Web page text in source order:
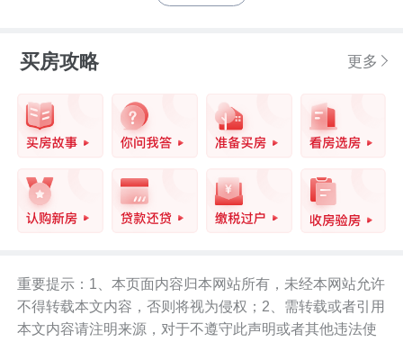
宝安区福永人民医院等。，配套景观有，
总长约6。4km，沿河景观面积约63万㎡，
按照全球一流标准，将打造为深圳的塞纳
河。(2)会展公园：总投资超过20亿，拥有
米。定位为片区的交通纽带、商业链接和
立体公园，将打造为中国版高线公园。(3)
积约8。80平方公里，定位为低碳生态型
综合片区，未来将作为会展新城重要的生
买房攻略 更多
重要提示：1、本页面内容归本网站所有，未经本网站允许
不得转载本文内容，否则将视为侵权；2、需转载或者引用
本文内容请注明来源，对于不遵守此声明或者其他违法使